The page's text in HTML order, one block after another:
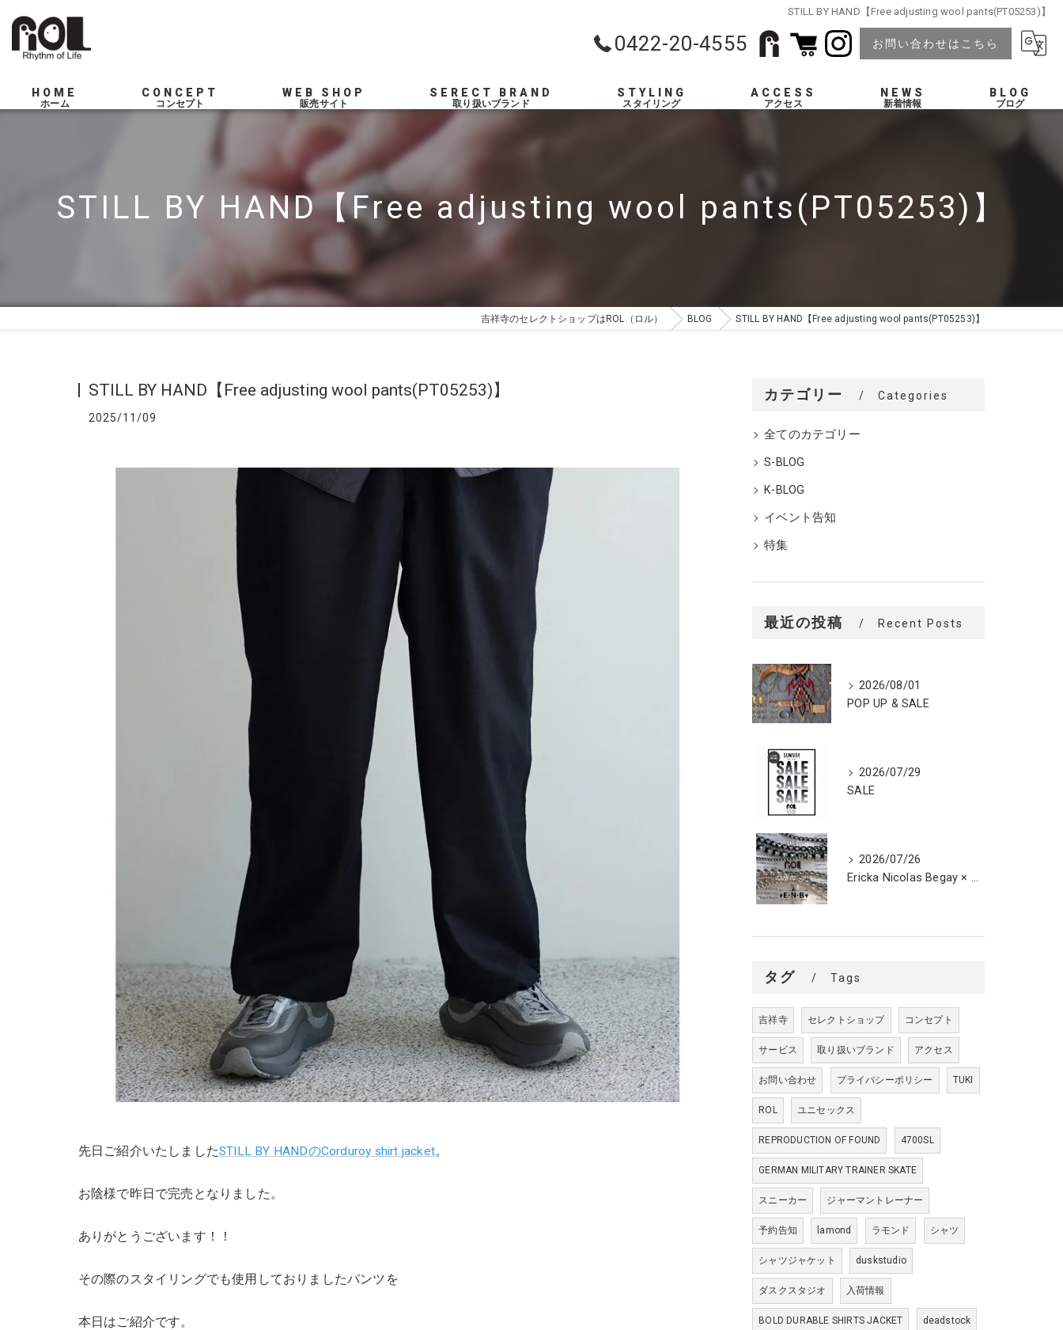
STILL BY HAND【Free adjusting wool pants(PT05253)】
0422-20-4555 お問い合わせはこちら
HOME CONCEPT WEB SHOP SERECT BRAND STYLING ACCESS NEWS BLOG
STILL BY HAND【Free adjusting wool pants(PT05253)】
吉祥寺のセレクトショップはROL（ロル） BLOG STILL BY HAND【Free adjusting wool pants(PT05253)】
STILL BY HAND【Free adjusting wool pants(PT05253)】
2025/11/09
先日ご紹介いたしましたSTILL BY HANDのCorduroy shirt jacket。
お陰様で昨日で完売となりました。
ありがとうございます！！
その際のスタイリングでも使用しておりましたパンツを
本日はご紹介です。
カテゴリー Categories
全てのカテゴリー
S-BLOG
K-BLOG
イベント告知
特集
最近の投稿 Recent Posts
2026/08/01
POP UP & SALE
2026/07/29
SALE
2026/07/26
Ericka Nicolas Begay × ROL POP UP STORE
タグ Tags
吉祥寺 セレクトショップ コンセプト
サービス 取り扱いブランド アクセス
お問い合わせ プライバシーポリシー TUKI
ROL ユニセックス
REPRODUCTION OF FOUND 4700SL
GERMAN MILITARY TRAINER SKATE
スニーカー ジャーマントレーナー
予約告知 lamond ラモンド シャツ
シャツジャケット duskstudio
ダスクスタジオ 入荷情報
BOLD DURABLE SHIRTS JACKET deadstock